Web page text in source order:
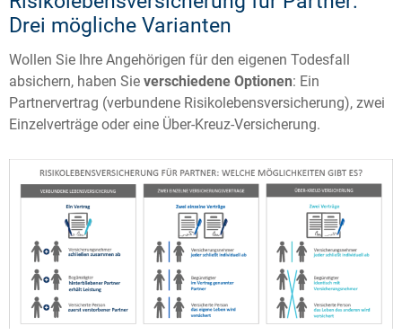
Drei mögliche Varianten
Wollen Sie Ihre Angehörigen für den eigenen Todesfall
absichern, haben Sie verschiedene Optionen: Ein
Partnervertrag (verbundene Risikolebensversicherung), zwei
Einzelverträge oder eine Über-Kreuz-Versicherung.